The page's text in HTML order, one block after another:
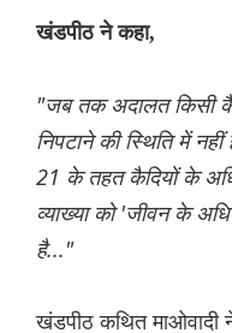
खंडपीठ ने कहा,
"जब तक अदालत किसी
निपटाने की स्थिति में
21 के तहत कैदियों के
व्याख्या को 'जीवन के
है..."
खंडपीठ कथित माओवादी